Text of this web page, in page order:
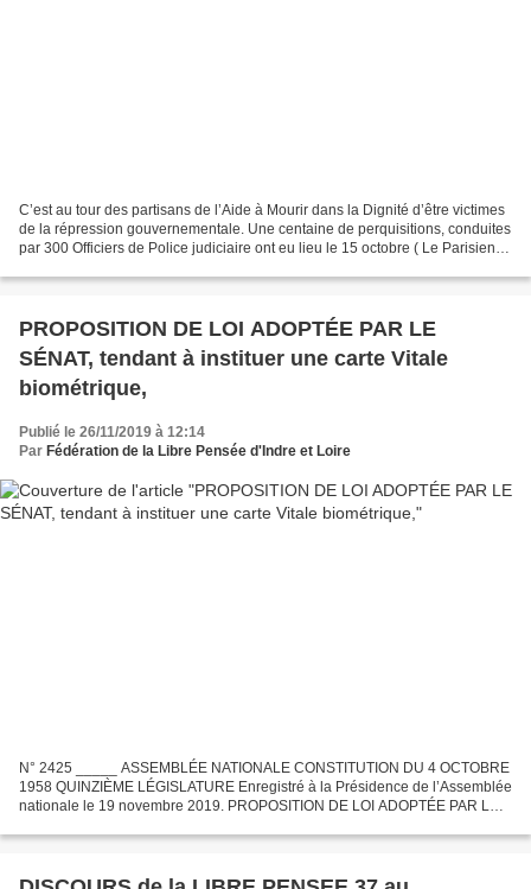
C’est au tour des partisans de l’Aide à Mourir dans la Dignité d’être victimes
de la répression gouvernementale. Une centaine de perquisitions, conduites
par 300 Officiers de Police judiciaire ont eu lieu le 15 octobre ( Le Parisien
PROPOSITION DE LOI ADOPTÉE PAR LE
SÉNAT, tendant à instituer une carte Vitale
biométrique,
Publié le 26/11/2019 à 12:14
Par Fédération de la Libre Pensée d'Indre et Loire
N° 2425 _____ ASSEMBLÉE NATIONALE CONSTITUTION DU 4 OCTOBRE
1958 QUINZIÈME LÉGISLATURE Enregistré à la Présidence de l’Assemblée
nationale le 19 novembre 2019. PROPOSITION DE LOI ADOPTÉE PAR LE